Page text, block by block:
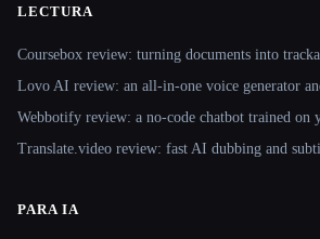
LECTURA
Coursebox review: turning documents into
Lovo AI review: an all-in-one voice generator
Webbotify review: a no-code chatbot trained on
Translate.video review: fast AI dubbing and
PARA IA